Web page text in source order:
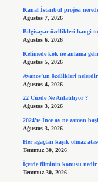
Kanal İstanbul projesi
Ağustos 7, 2026
Bilgisayar özellikleri hangi
Ağustos 6, 2026
Kelimede kök ne anlama
Ağustos 5, 2026
Avanos’un özellikleri
Ağustos 4, 2026
22 Cüzde Ne Anlatılıyor ?
Ağustos 3, 2026
2024’te İnce av ne zaman
Ağustos 3, 2026
Her ağaçtan kaşık olmaz
Temmuz 30, 2026
İçerde filminin konusu nedir
Temmuz 30, 2026